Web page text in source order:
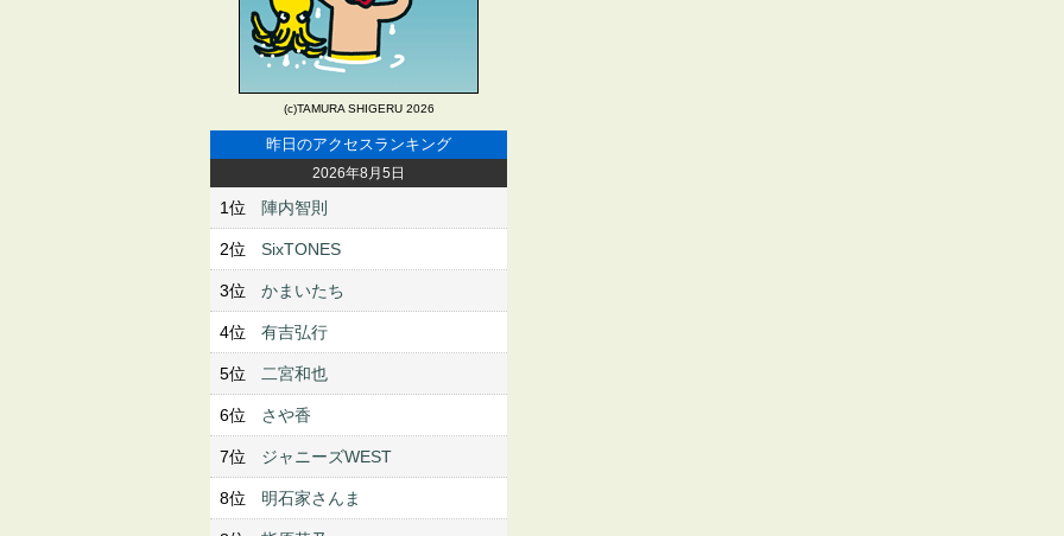
(c)TAMURA SHIGERU 2026
昨日のアクセスランキング
2026年8月5日
1位 陣内智則
2位 SixTONES
3位 かまいたち
4位 有吉弘行
5位 二宮和也
6位 さや香
7位 ジャニーズWEST
8位 明石家さんま